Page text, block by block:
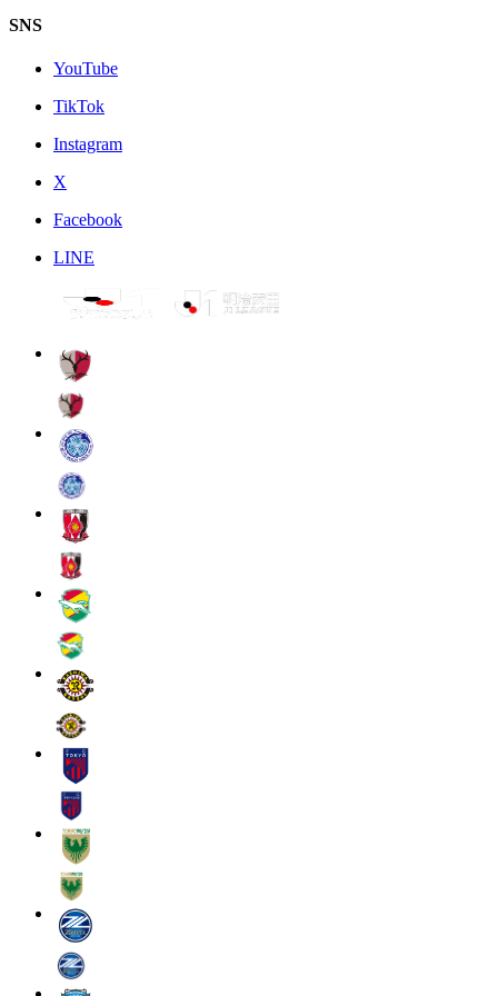
SNS
YouTube
TikTok
Instagram
X
Facebook
LINE